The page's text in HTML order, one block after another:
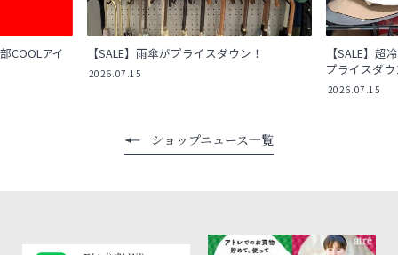
COOLアイ 【SALE】雨傘がプライスダウン！
2026.07.15
【SALE】超
プライスダ
2026.07.15
ショップニュース一覧